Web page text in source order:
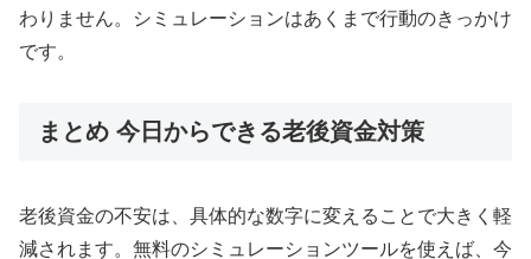
わりません。シミュレーションはあくまで行動のきっかけ
です。
まとめ 今日からできる老後資金対策
老後資金の不安は、具体的な数字に変えることで大きく軽
減されます。無料のシミュレーションツールを使えば、今